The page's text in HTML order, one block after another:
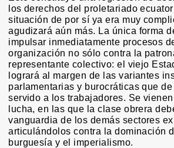
los derechos del proletariado
situación de por sí ya era muy
agudizará aún más. La única forma
impulsar inmediatamente procesos
organización no sólo contra la
representante colectivo: el viejo
logrará al margen de las variantes
parlamentarias y burocráticas que
servido a los trabajadores. Se
lucha, en las que la clase obrera
vanguardia de los demás sectores
articulándolos contra la dominación
burguesía y el imperialismo.